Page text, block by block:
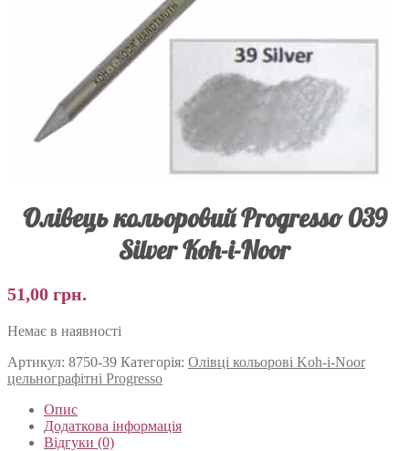
Олівець кольоровий Progresso 039
Silver Koh-i-Noor
51,00 грн.
Немає в наявності
Артикул: 8750-39 Категорія: Олівці кольорові Koh-i-Noor
цельнографітні Progresso
Опис
Додаткова інформація
Відгуки (0)